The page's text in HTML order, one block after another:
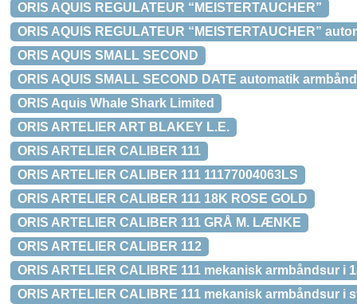
ORIS AQUIS REGULATEUR “MEISTERTAUCHER”
ORIS AQUIS REGULATEUR “MEISTERTAUCHER”
ORIS AQUIS SMALL SECOND
ORIS AQUIS SMALL SECOND DATE automatik
ORIS Aquis Whale Shark Limited
ORIS ARTELIER ART BLAKEY L.E.
ORIS ARTELIER CALIBER 111
ORIS ARTELIER CALIBER 111 11177004063LS
ORIS ARTELIER CALIBER 111 18K ROSE GOLD
ORIS ARTELIER CALIBER 111 GRÅ M. LÆNKE
ORIS ARTELIER CALIBER 112
ORIS ARTELIER CALIBRE 111 mekanisk armbåndsur
ORIS ARTELIER CALIBRE 111 mekanisk armbåndsur